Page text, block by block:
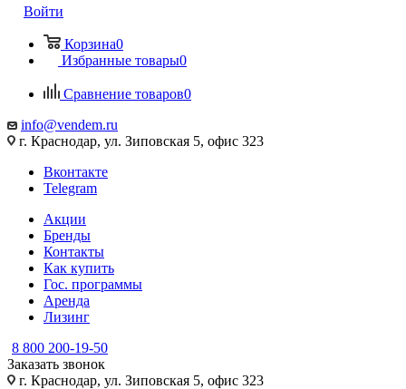
Войти
Корзина0
Избранные товары0
Сравнение товаров0
info@vendem.ru
г. Краснодар, ул. Зиповская 5, офис 323
Вконтакте
Telegram
Акции
Бренды
Контакты
Как купить
Гос. программы
Аренда
Лизинг
8 800 200-19-50
Заказать звонок
г. Краснодар, ул. Зиповская 5, офис 323